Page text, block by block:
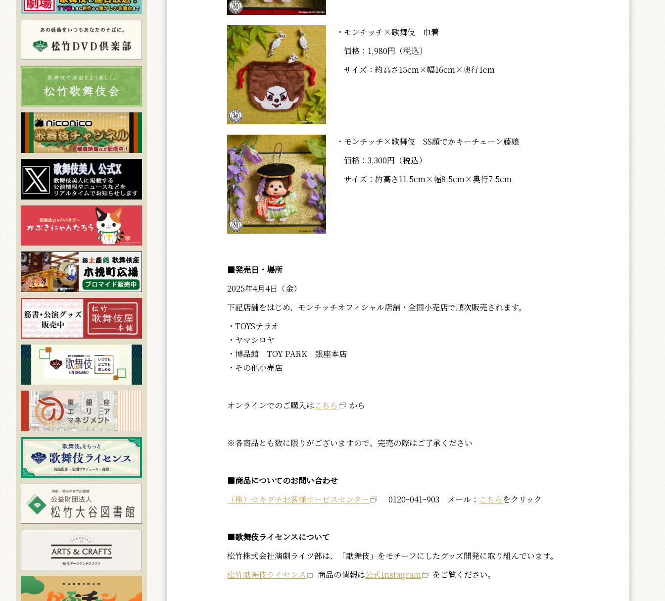
・モンチッチ×歌舞伎 巾着
価格：1,980円（税込）
サイズ：約高さ15cm×幅16cm×奥行1cm
・モンチッチ×歌舞伎 SS顔でかキーチェーン藤娘
価格：3,300円（税込）
サイズ：約高さ11.5cm×幅8.5cm×奥行7.5cm
■発売日・場所
2025年4月4日（金）
下記店舗をはじめ、モンチッチオフィシャル店舗・全国小売店で順次販売されます。
・TOYSテラオ
・ヤマシロヤ
・博品館 TOY PARK 銀座本店
・その他小売店
オンラインでのご購入はこちら から
※各商品とも数に限りがございますので、完売の際はご了承ください
■商品についてのお問い合わせ
（株）セキグチお客様サービスセンター
0120ｰ041ｰ903 メール： こちら をクリック
■歌舞伎ライセンスについて
松竹株式会社演劇ライツ部は、「歌舞伎」をモチーフにしたグッズ開発に取り組んでいます。
松竹歌舞伎ライセンス
商品の情報は公式Instagram をご覧ください。